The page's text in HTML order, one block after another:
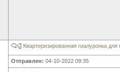
Квартеризированная гиалуронка для
Отправлен: 04-10-2022 09:35